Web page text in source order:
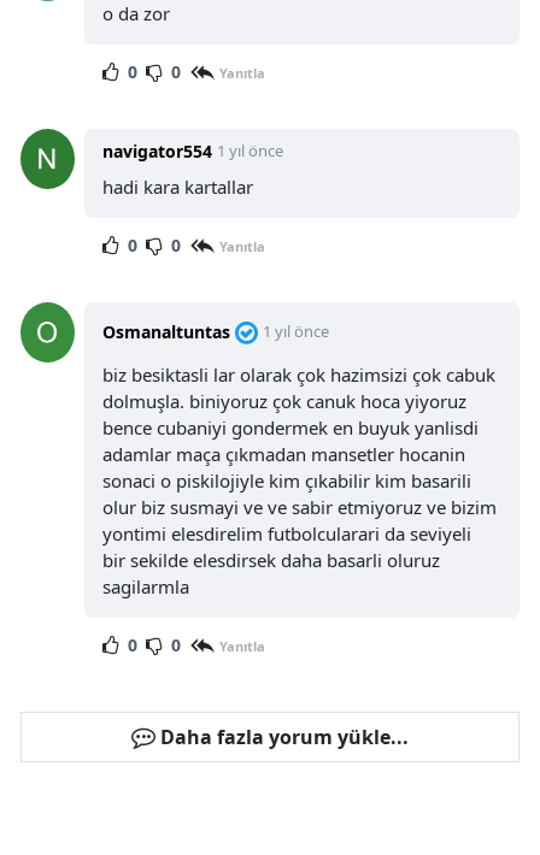
o da zor
0 0 Yanıtla
navigator554 1 yıl önce
hadi kara kartallar
0 0 Yanıtla
Osmanaltuntas 1 yıl önce
biz besiktasli lar olarak çok hazimsizi çok cabuk
dolmuşla. biniyoruz çok canuk hoca yiyoruz
bence cubaniyi gondermek en buyuk yanlisdi
adamlar maça çıkmadan mansetler hocanin
sonaci o piskilojiyle kim çıkabilir kim basarili
olur biz susmayi ve ve sabir etmiyoruz ve bizim
yontimi elesdirelim futbolcularari da seviyeli
bir sekilde elesdirsek daha basarli oluruz
sagilarmla
0 0 Yanıtla
Daha fazla yorum yükle...